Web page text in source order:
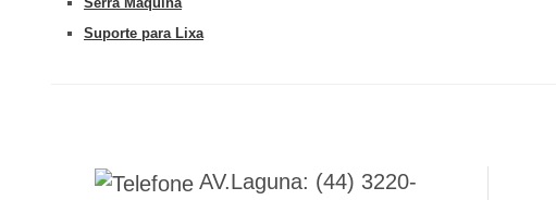
Suporte para Lixa
AV.Laguna: (44) 3220-